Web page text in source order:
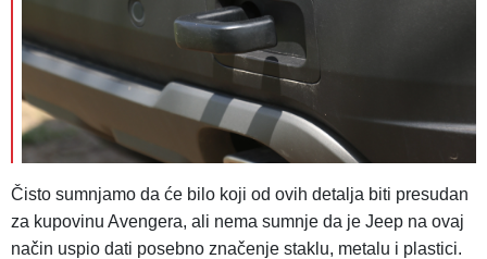
Čisto sumnjamo da će bilo koji od ovih detalja biti presudan
za kupovinu Avengera, ali nema sumnje da je Jeep na ovaj
način uspio dati posebno značenje staklu, metalu i plastici.